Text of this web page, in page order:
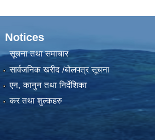
Notices
सूचना तथा समाचार
सार्वजनिक खरीद /बोलपत्र सूचना
एन, कानुन तथा निर्देशिका
कर तथा शुल्कहरु